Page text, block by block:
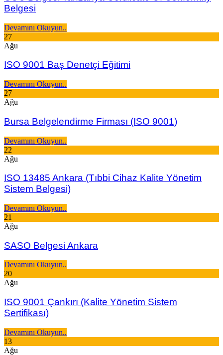
Belgesi
Devamını Okuyun..
27
Ağu
ISO 9001 Baş Denetçi Eğitimi
Devamını Okuyun..
27
Ağu
Bursa Belgelendirme Firması (ISO 9001)
Devamını Okuyun..
22
Ağu
ISO 13485 Ankara (Tıbbi Cihaz Kalite Yönetim
Sistem Belgesi)
Devamını Okuyun..
21
Ağu
SASO Belgesi Ankara
Devamını Okuyun..
20
Ağu
ISO 9001 Çankırı (Kalite Yönetim Sistem
Sertifikası)
Devamını Okuyun..
13
Ağu